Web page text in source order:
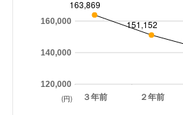
３年前 ２年前
120,000
140,000
160,000
163,869
151,152
(円)